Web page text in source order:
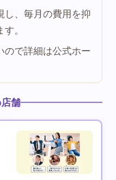
し、毎月の費用を抑
。
ので詳細は公式ホー
舗